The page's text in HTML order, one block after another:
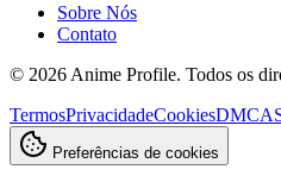
Sobre Nós
Contato
© 2026 Anime Profile. Todos os
TermosPrivacidadeCookiesDMCA
Preferências de cookies